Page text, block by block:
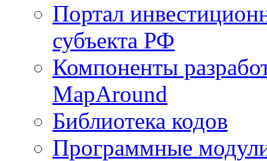
Портал
субъекта РФ
Компоненты
MapAround
Библиотека кодов
Программные